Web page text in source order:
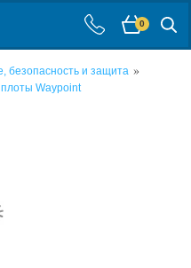
0
безопасность и защита »
Waypoint